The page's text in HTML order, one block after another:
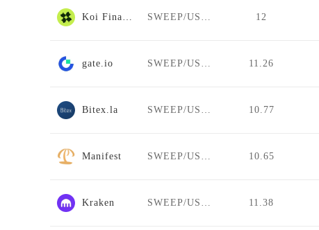
12
gate.io 11.26
Bitex.la 10.77
Manifest 10.65
Kraken 11.38